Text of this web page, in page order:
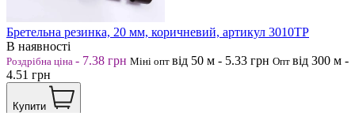
Бретельна резинка, 20 мм, коричневий, артикул 3010ТР
В наявності
Роздрібна ціна - 7.38 грн Міні опт від 50 м - 5.33 грн Опт від 300 м -
4.51 грн
Купити